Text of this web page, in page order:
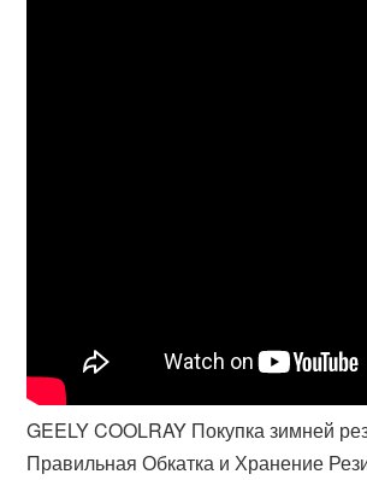
GEELY COOLRAY Покупка зимней
Правильная Обкатка и Хранение